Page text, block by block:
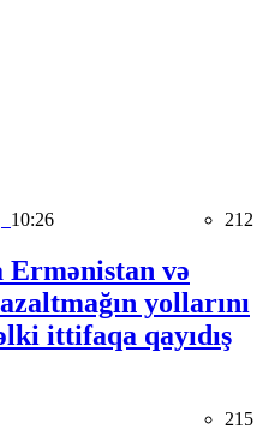
10:26 212
Ermənistan və
yollarını
ittifaqa qayıdış
215